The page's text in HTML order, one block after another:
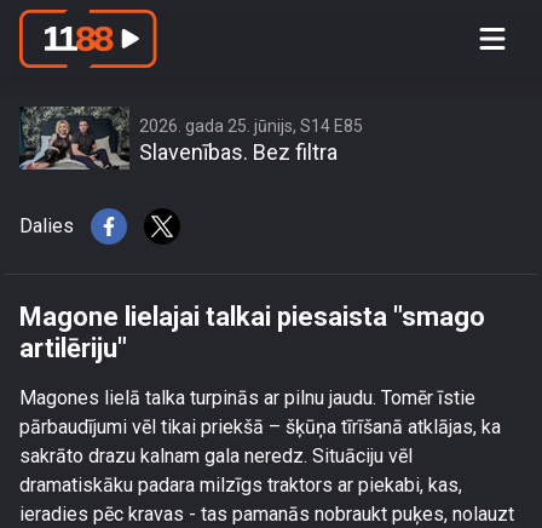
Magone lielajai talkai piesaista
2026. gada 25. jūnijs, S14 E85
Slavenības. Bez filtra
Dalies
Magone lielajai talkai piesaista "smago
artilēriju"
Magones lielā talka turpinās ar pilnu jaudu. Tomēr īstie
pārbaudījumi vēl tikai priekšā – šķūņa tīrīšanā atklājas, ka
sakrāto drazu kalnam gala neredz. Situāciju vēl
dramatiskāku padara milzīgs traktors ar piekabi, kas,
ieradies pēc kravas - tas pamanās nobraukt puķes, nolauzt